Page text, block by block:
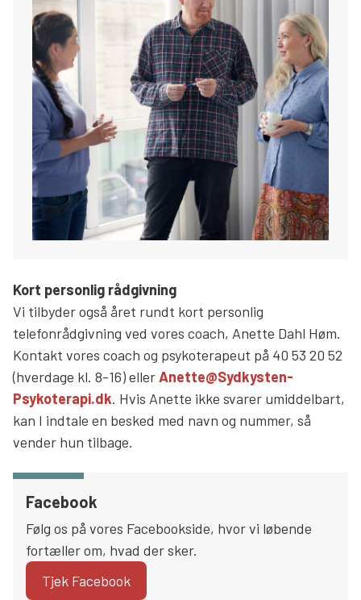
Kort personlig rådgivning
Vi tilbyder også året rundt kort personlig
telefonrådgivning ved vores coach, Anette Dahl Høm.
Kontakt vores coach og psykoterapeut på 40 53 20 52
(hverdage kl. 8-16) eller Anette@Sydkysten-
Psykoterapi.dk. Hvis Anette ikke svarer umiddelbart,
kan I indtale en besked med navn og nummer, så
vender hun tilbage.
Facebook
Følg os på vores Facebookside, hvor vi løbende
fortæller om, hvad der sker.
Tjek Facebook